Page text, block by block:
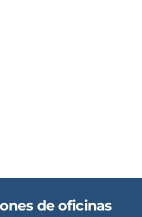
de oficinas